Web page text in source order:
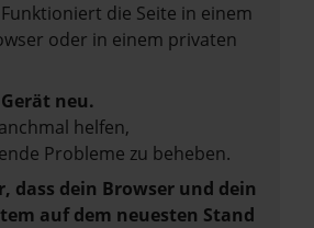
die Seite in einem
oder in einem privaten
neu.
helfen,
Probleme zu beheben.
dass dein Browser und dein
auf dem neuesten Stand